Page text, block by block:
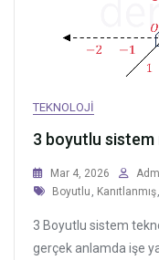
TEKNOLOJI
3 boyutlu sistem
Mar 4, 2026
Tags
Boyutlu , Kanıtlanmış,
3 Boyutlu sistem
gerçek anlamda işe